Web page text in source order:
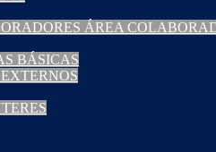
ÁREA
BÁSICAS